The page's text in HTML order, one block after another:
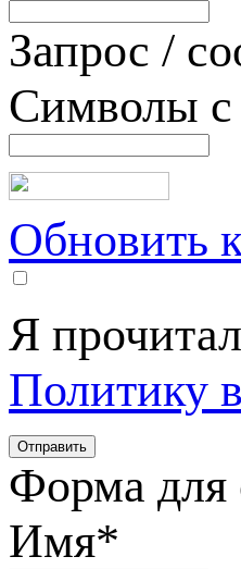
Запрос /
Символы с
Обновить
Я
Политику
Форма для
Имя*